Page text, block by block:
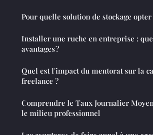
Pour quelle solution de stockage opter
Installer une ruche en entreprise :
avantages ?
Quel est l'impact du mentorat sur la
freelance ?
Comprendre le Taux Journalier
le milieu professionnel